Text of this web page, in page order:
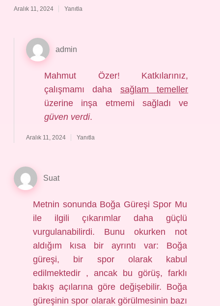
Aralık 11, 2024 Yanıtla
admin
Mahmut Özer! Katkılarınız,
çalışmamı daha sağlam temeller
üzerine inşa etmemi sağladı ve
güven verdi.
Aralık 11, 2024 Yanıtla
Suat
Metnin sonunda Boğa Güreşi Spor Mu
ile ilgili çıkarımlar daha güçlü
vurgulanabilirdi. Bunu okurken not
aldığım kısa bir ayrıntı var: Boğa
güreşi, bir spor olarak kabul
edilmektedir , ancak bu görüş, farklı
bakış açılarına göre değişebilir. Boğa
güreşinin spor olarak görülmesinin bazı